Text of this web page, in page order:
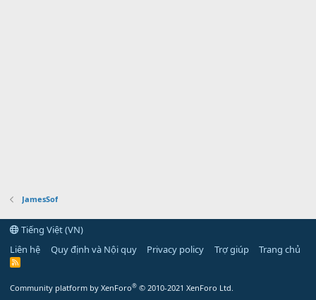
JamesSof
Tiếng Việt (VN)
Liên hệ
Quy định và Nội quy Privacy policy Trợ giúp Trang chủ
R
Community platform by XenForo® © 2010-2021 XenForo Ltd.